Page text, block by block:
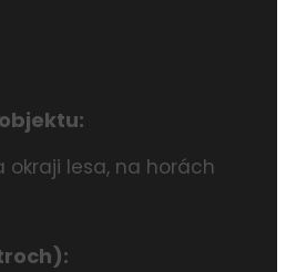
okraji lesa, na horách